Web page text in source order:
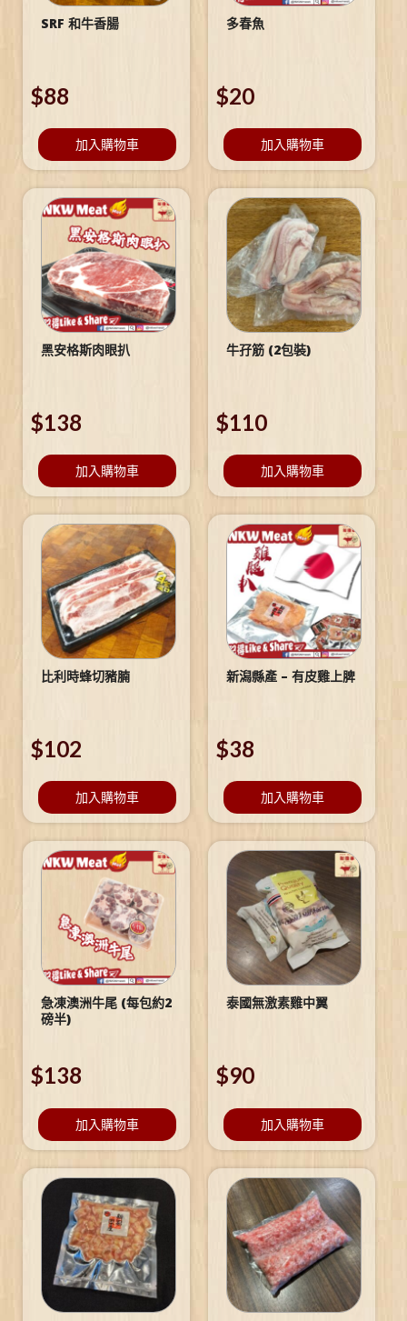
SRF 和牛香腸
$88
加入購物車
多春魚
$20
加入購物車
黑安格斯肉眼扒
$138
加入購物車
牛孖筋 (2包裝)
$110
加入購物車
比利時蜂切豬腩
$102
加入購物車
新潟縣產 – 有皮雞上脾
$38
加入購物車
急凍澳洲牛尾 (每包約2
磅半)
$138
加入購物車
泰國無激素雞中翼
$90
加入購物車